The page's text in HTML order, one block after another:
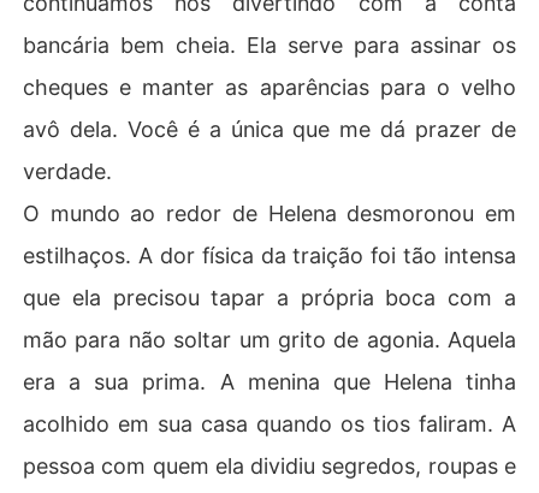
bancária bem cheia. Ela serve para assinar os
cheques e manter as aparências para o velho
avô dela. Você é a única que me dá prazer de
verdade.
​O mundo ao redor de Helena desmoronou em
estilhaços. A dor física da traição foi tão intensa
que ela precisou tapar a própria boca com a
mão para não soltar um grito de agonia. Aquela
era a sua prima. A menina que Helena tinha
acolhido em sua casa quando os tios faliram. A
pessoa com quem ela dividiu segredos, roupas e